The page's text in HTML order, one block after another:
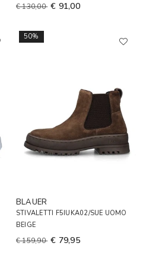
€ 130,00 € 91,00
50%
BLAUER
STIVALETTI F5IUKA02/SUE UOMO
BEIGE
€ 159,90 € 79,95